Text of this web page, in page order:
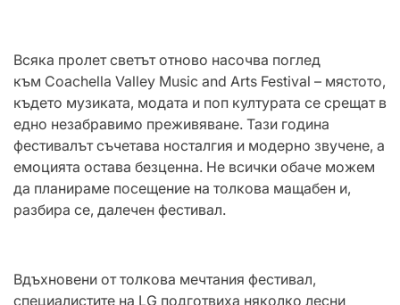
Всяка пролет светът отново насочва поглед
към Coachella Valley Music and Arts Festival – мястото,
където музиката, модата и поп културата се срещат в
едно незабравимо преживяване. Тази година
фестивалът съчетава носталгия и модерно звучене, а
емоцията остава безценна. Не всички обаче можем
да планираме посещение на толкова мащабен и,
разбира се, далечен фестивал.
Вдъхновени от толкова мечтания фестивал,
специалистите на LG подготвиха няколко лесни